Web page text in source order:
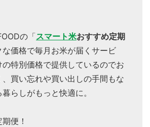
の「スマート米おすすめ定期
な価格で毎月お米が届くサービ
特別価格で提供しているのでお
買い忘れや買い出しの手間もな
らしがもっと快適に。
便！